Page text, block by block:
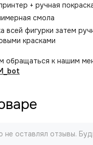
+ ручная
смола
всей фигурки затем
красками
к нашим
не оставлял отзывы.